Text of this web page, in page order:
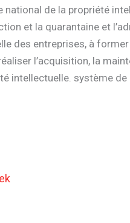
de la propriété
et la quarantaine et
des entreprises, à
l’acquisition, la
intellectuelle. système